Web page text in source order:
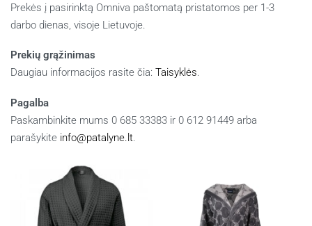
Prekės į pasirinktą Omniva paštomatą pristatomos per 1-3
darbo dienas, visoje Lietuvoje.
Prekių grąžinimas
Daugiau informacijos rasite čia: Taisyklės.
Pagalba
Paskambinkite mums 0 685 33383 ir 0 612 91449 arba
parašykite info@patalyne.lt.
Panašūs produktai